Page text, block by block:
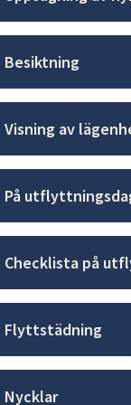
Besiktning
Visning av
På
Checklista på
Flyttstädning
Nycklar